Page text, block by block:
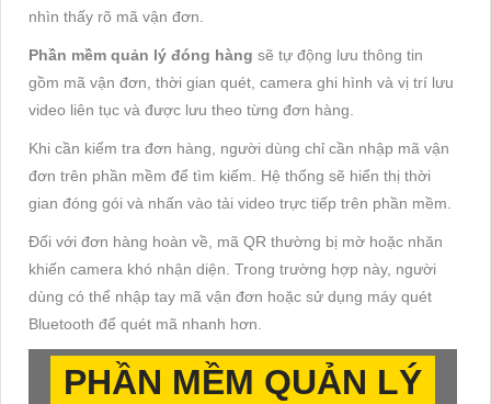
nhìn thấy rõ mã vận đơn.
Phần mềm quản lý đóng hàng sẽ tự động lưu thông tin
gồm mã vận đơn, thời gian quét, camera ghi hình và vị trí lưu
video liên tục và được lưu theo từng đơn hàng.
Khi cần kiểm tra đơn hàng, người dùng chỉ cần nhập mã vận
đơn trên phần mềm để tìm kiếm. Hệ thống sẽ hiển thị thời
gian đóng gói và nhấn vào tải video trực tiếp trên phần mềm.
Đối với đơn hàng hoàn về, mã QR thường bị mờ hoặc nhăn
khiến camera khó nhận diện. Trong trường hợp này, người
dùng có thể nhập tay mã vận đơn hoặc sử dụng máy quét
Bluetooth để quét mã nhanh hơn.
PHẦN MỀM QUẢN LÝ